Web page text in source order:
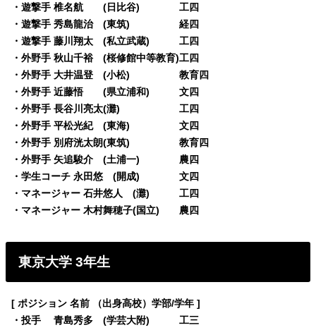
・遊撃手 椎名航 (日比谷) 工四
・遊撃手 秀島龍治 (東筑) 経四
・遊撃手 藤川翔太 (私立武蔵) 工四
・外野手 秋山千裕 (桜修館中等教育)工四
・外野手 大井温登 (小松) 教育四
・外野手 近藤悟 (県立浦和) 文四
・外野手 長谷川亮太(灘) 工四
・外野手 平松光紀 (東海) 文四
・外野手 別府洸太朗(東筑) 教育四
・外野手 矢追駿介 (土浦一) 農四
・学生コーチ 永田悠 (開成) 文四
・マネージャー 石井悠人 (灘) 工四
・マネージャー 木村舞穂子(国立) 農四
東京大学 3年生
[ ポジション 名前 （出身高校）学部/学年 ]
・投手 青島秀多 (学芸大附) 工三